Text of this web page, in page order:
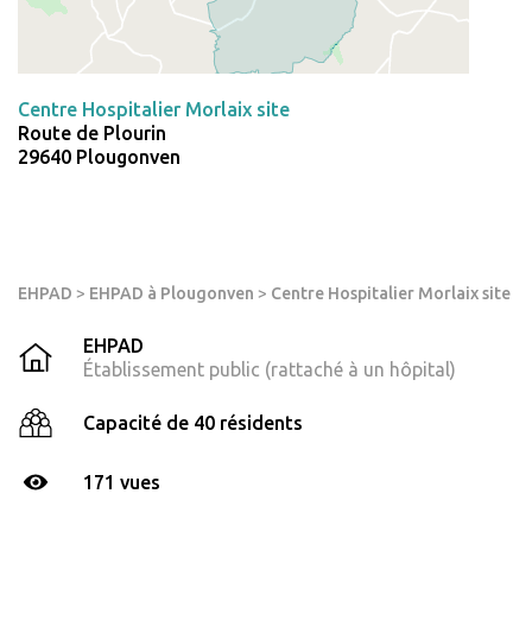
EHPAD > EHPAD à Plougonven > Centre Hospitalier Morlaix site
EHPAD
Établissement public (rattaché à un hôpital)
Capacité de 40 résidents
171 vues
Centre Hospitalier Morlaix site
Route de Plourin
29640 Plougonven